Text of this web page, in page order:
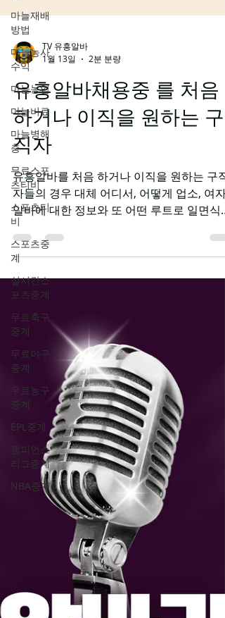
마늘재배
방법
마늘농사
수익
마늘농업
마늘비료
마늘병해
충
무료스포
츠티비
스포츠티
비
스포츠중
계
실시간스
포츠중계
무료축구
중계
무료야구
중계
무료농구
중계
EPL중계
챔피언스
리그중계
NBA중계
TV 유흥알바
1월 13일
유흥알바채용중 를 처음
하거나 이직을 원하는 구
직자
자들의 경우 대체 어디서, 어떻게 업소, 여자
알바에 대한 정보와 또 어떤 루트로 일면식도
없는 유흥 업소와 마담들을 찾을 수 있을 것
가? 텐프로 또는 텐카페는 여성 알바들의 시
차이가 있고 수위도 나름 다르지만 최근에는
비슷한 퀄리티를 유지하고 있으며, 유흥알바
여성 구직자들의 수위를 참을 수 있는 범주에
서 선택 되는 경우가 많아지고 있다.요즘 다
의 20대 여성들이 유흥알바를 하는 유흥알바
이런 세상이 마냥 잘못되었다고 비판할 수 만
은 없다. 밤알바 유흥알바채용 금전적인 돈이
오가는 어떠한 계층에서건, 공급가 수요는 존
재 하기 마련이고, 유흥알바채용중 흔히들 이
야기하는 지하 경제도 어느정도 자금 순환이
되어야 일자리와 생활고에 시달리는 사람들
그나마 숨통을 트일수 있기 마련이기 때문이
다. 그중에서 마사지구인 제일 퀼리티가 높
여성들의 외모와 서비스의 질이 높은 알바가
룸싸롱 알바 중에서도 텐프